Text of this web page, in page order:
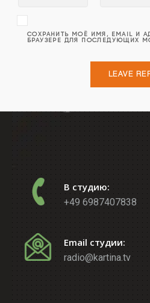
СОХРАНИТЬ МОЁ ИМЯ, EMAIL И
БРАУЗЕРЕ ДЛЯ ПОСЛЕДУЮЩИХ
В студию:
+49 6987407838
Email студии:
radio@kartina.tv